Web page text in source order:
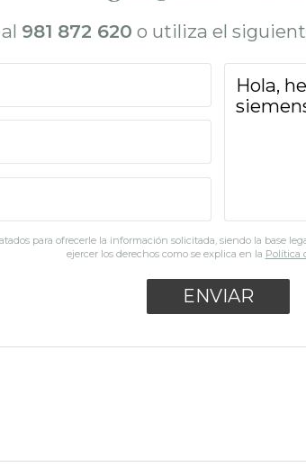
981 872 620 o utiliza el
para ofrecerle la información solicitada, siendo la base
ejercer los derechos como se explica en la Política